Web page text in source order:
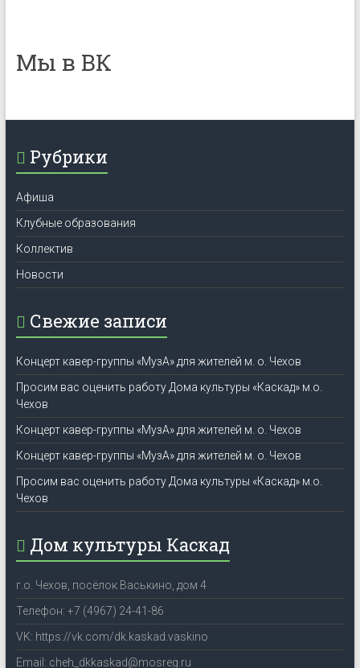
Мы в ВК
Рубрики
Афиша
Клубные образования
Коллектив
Новости
Свежие записи
Концерт кавер-группы «МузА» для жителей м. о. Чехов
Просим вас оценить работу Дома культуры «Каскад» м.о.
Чехов
Концерт кавер-группы «МузА» для жителей м. о. Чехов
Концерт кавер-группы «МузА» для жителей м. о. Чехов
Просим вас оценить работу Дома культуры «Каскад» м.о.
Чехов
Дом культуры Каскад
г.о. Чехов, посёлок Васькино, дом 4
Телефон: +7 (4967) 24-41-86
VK: https://vk.com/dk.kaskad.vaskino
Email: cheh_dkkaskad@mosreg.ru